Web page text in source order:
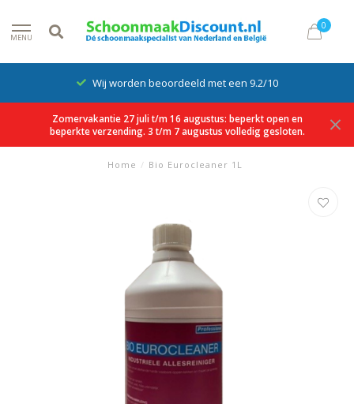
MENU
0
Wij worden beoordeeld met een 9.2/10
Zomervakantie 27 juli t/m 16 augustus: beperkt open en
beperkte verzending. 3 t/m 7 augustus volledig gesloten.
Home / Bio Eurocleaner 1L